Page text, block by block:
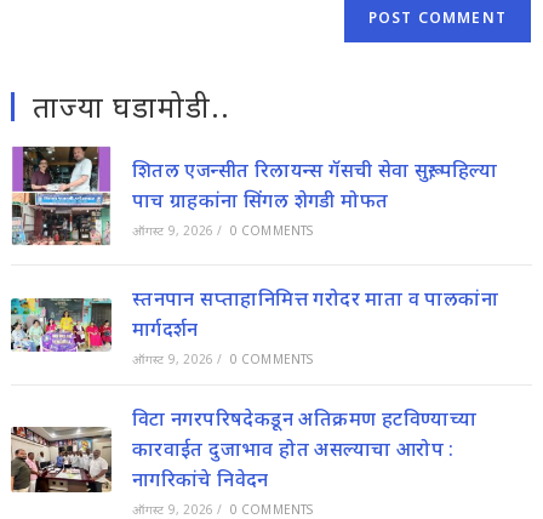
ताज्या घडामोडी..
शितल एजन्सीत रिलायन्स गॅसची सेवा सुरू; पहिल्या
पाच ग्राहकांना सिंगल शेगडी मोफत
ऑगस्ट 9, 2026 / 0 COMMENTS
स्तनपान सप्ताहानिमित्त गरोदर माता व पालकांना
मार्गदर्शन
ऑगस्ट 9, 2026 / 0 COMMENTS
विटा नगरपरिषदेकडून अतिक्रमण हटविण्याच्या
कारवाईत दुजाभाव होत असल्याचा आरोप :
नागरिकांचे निवेदन
ऑगस्ट 9, 2026 / 0 COMMENTS